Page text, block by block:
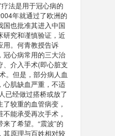
法是用于冠心病的
年就通过了欧洲的
国也批准其进入中国
研究和谨慎验证，近
用。何青教授告诉
冠心病常用的三大治
、介入手术(即心脏支
。但是，部分病人血
心肌缺血严重，不适
已经做过搭桥或放了
较重的血管病变，
能承受再次手术，
了希望。“震波”的
其原理与百姓相对较